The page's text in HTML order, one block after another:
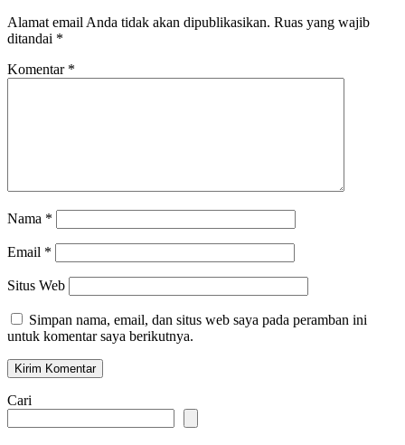
Alamat email Anda tidak akan dipublikasikan. Ruas yang wajib
ditandai *
Komentar *
Nama *
Email *
Situs Web
Simpan nama, email, dan situs web saya pada peramban ini
untuk komentar saya berikutnya.
Cari